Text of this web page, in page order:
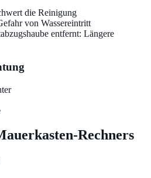
die Reinigung
von Wassereintritt
entfernt: Längere
Rechners